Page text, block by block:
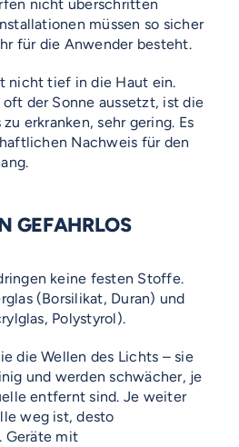
nicht überschritten
müssen so sicher
für die Anwender besteht.
nicht tief in die Haut ein.
der Sonne aussetzt, ist die
erkranken, sehr gering. Es
Nachweis für den
GEFAHRLOS
keine festen Stoffe.
(Borsilikat, Duran) und
Polystyrol).
die Wellen des Lichts – sie
und werden schwächer, je
entfernt sind. Je weiter
weg ist, desto
Geräte mit